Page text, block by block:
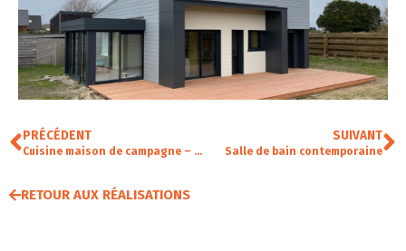
PRÉCÉDENT
Cuisine maison de campagne – sol carrelage
SUIVANT
Salle de bain contemporaine
RETOUR AUX RÉALISATIONS